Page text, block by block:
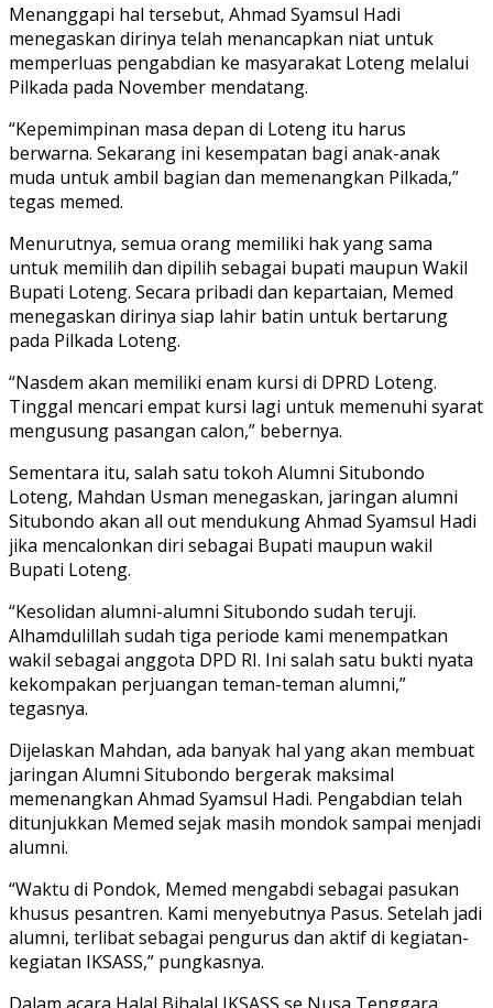
Menanggapi hal tersebut, Ahmad Syamsul Hadi
menegaskan dirinya telah menancapkan niat untuk
memperluas pengabdian ke masyarakat Loteng melalui
Pilkada pada November mendatang.
“Kepemimpinan masa depan di Loteng itu harus
berwarna. Sekarang ini kesempatan bagi anak-anak
muda untuk ambil bagian dan memenangkan Pilkada,”
tegas memed.
Menurutnya, semua orang memiliki hak yang sama
untuk memilih dan dipilih sebagai bupati maupun Wakil
Bupati Loteng. Secara pribadi dan kepartaian, Memed
menegaskan dirinya siap lahir batin untuk bertarung
pada Pilkada Loteng.
“Nasdem akan memiliki enam kursi di DPRD Loteng.
Tinggal mencari empat kursi lagi untuk memenuhi syarat
mengusung pasangan calon,” bebernya.
Sementara itu, salah satu tokoh Alumni Situbondo
Loteng, Mahdan Usman menegaskan, jaringan alumni
Situbondo akan all out mendukung Ahmad Syamsul Hadi
jika mencalonkan diri sebagai Bupati maupun wakil
Bupati Loteng.
“Kesolidan alumni-alumni Situbondo sudah teruji.
Alhamdulillah sudah tiga periode kami menempatkan
wakil sebagai anggota DPD RI. Ini salah satu bukti nyata
kekompakan perjuangan teman-teman alumni,”
tegasnya.
Dijelaskan Mahdan, ada banyak hal yang akan membuat
jaringan Alumni Situbondo bergerak maksimal
memenangkan Ahmad Syamsul Hadi. Pengabdian telah
ditunjukkan Memed sejak masih mondok sampai menjadi
alumni.
“Waktu di Pondok, Memed mengabdi sebagai pasukan
khusus pesantren. Kami menyebutnya Pasus. Setelah jadi
alumni, terlibat sebagai pengurus dan aktif di kegiatan-
kegiatan IKSASS,” pungkasnya.